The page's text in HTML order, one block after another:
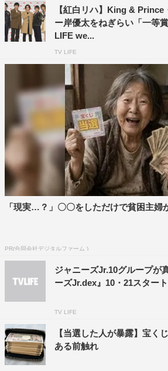
ーズJr.と関西ジャニーズJr.は、丸山
た袋を渡されてくじ引きをした」と
引いたという7 MEN 侍の菅田琳寧が
額は1000円でした」と明かした。さ
髙橋海人の３人からも、本作に出演
にお年玉が配られたことが明かされ
同「ありがとうございます」とお礼
が「お世話になっているので」と語
会みたいな感じで渡したね」と３人
渡したことを明かした。
グループごろに新年の抱負や意気込
ることになった。髙橋優斗が「まず
係者の皆さま、本当にご迷惑をおか
んでした。2020年から２人が復帰し
いるということを改めて実感するこ
Jets５人で自分たちにしかできないエ
を追い求めて、これからも皆さんに
う頑張っていきたいと思います」と
【紅白リハ】King & Prince
ー岸優太をねぎらい「一等
LIFE we...
TV LIFE
「現実…？」〇〇をしただけで貧困主婦
PR(合同会社デジタルファーム )
ジャニーズJr.10グループが
ーズJr.dex』10・21スター
TV LIFE
【当選した人が暴露】宝く
ある前触れ